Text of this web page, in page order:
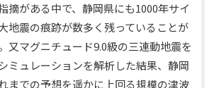
摘がある中で、静岡県にも1000年サイ
地震の痕跡が数多く残っていることが
又マグニチュード9.0級の三連動地震を
ミュレーションを解析した結果、静岡
までの予想を遥かに上回る規模の津波